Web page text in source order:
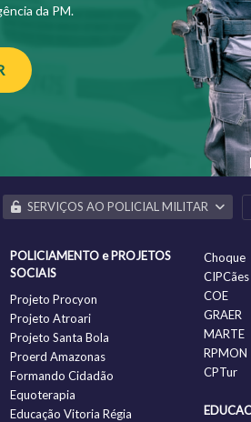
da PM.
SERVIÇOS AO POLICIAL MILITAR
POLICIAMENTO e PROJETOS
SOCIAIS
Projeto Procyon
Projeto Atroari
Projeto Santa Bola
Proerd Amazonas
Formando Cidadão
Equoterapia
Educação Vitoria Régia
Choque
CIPCães
COE
GRAER
MARTE
RPMON
CPTur